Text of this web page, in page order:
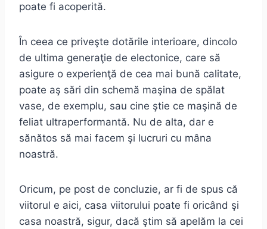
poate fi acoperită.
În ceea ce priveşte dotările interioare, dincolo
de ultima generaţie de electonice, care să
asigure o experienţă de cea mai bună calitate,
poate aş sări din schemă maşina de spălat
vase, de exemplu, sau cine ştie ce maşină de
feliat ultraperformantă. Nu de alta, dar e
sănătos să mai facem şi lucruri cu mâna
noastră.
Oricum, pe post de concluzie, ar fi de spus că
viitorul e aici, casa viitorului poate fi oricând şi
casa noastră, sigur, dacă ştim să apelăm la cei